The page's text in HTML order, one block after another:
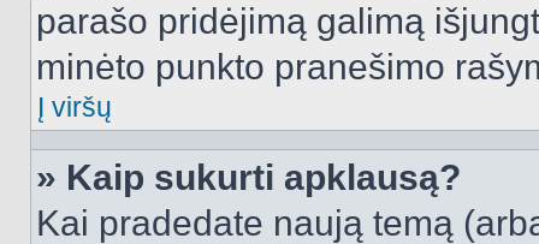
parašo pridėjimą galimą
minėto punkto pranešimo
Į viršų
» Kaip sukurti apklausą?
Kai pradedate naują temą